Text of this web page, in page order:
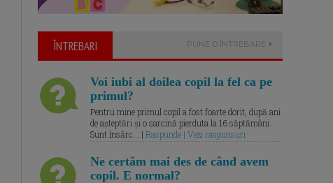
ÎNTREBARI PUNE O ÎNTREBARE
Voi iubi al doilea copil la fel ca pe
primul?
Pentru mine primul copil a fost foarte dorit, după ani
de așteptări și o sarcină pierduta la 16 săptămâni.
Sunt însărc... | Raspunde | Vezi raspunsuri
Ne certăm mai des de când avem
copil. E normal?